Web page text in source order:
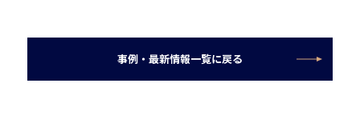
事例・最新情報一覧に戻る